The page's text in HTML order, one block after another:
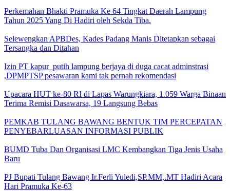
Perkemahan Bhakti Pramuka Ke 64 Tingkat Daerah Lampung
Tahun 2025 Yang Di Hadiri oleh Sekda Tiba.
Selewengkan APBDes, Kades Padang Manis Ditetapkan sebagai
Tersangka dan Ditahan
Izin PT kapur putih lampung berjaya di duga cacat adminstrasi
,DPMPTSP pesawaran kami tak pernah rekomendasi
Upacara HUT ke-80 RI di Lapas Warungkiara, 1.059 Warga Binaan
Terima Remisi Dasawarsa, 19 Langsung Bebas
PEMKAB TULANG BAWANG BENTUK TIM PERCEPATAN
PENYEBARLUASAN INFORMASI PUBLIK
BUMD Tuba Dan Organisasi LMC Kembangkan Tiga Jenis Usaha
Baru
PJ Bupati Tulang Bawang Ir.Ferli Yuledi,SP.MM,.MT Hadiri Acara
Hari Pramuka Ke-63